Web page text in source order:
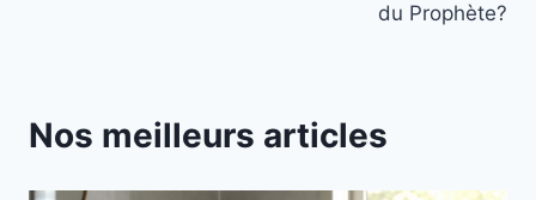
du Prophète?
Nos meilleurs articles